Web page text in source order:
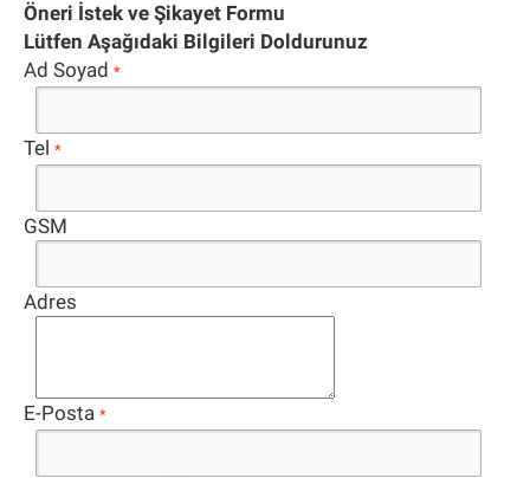
Öneri İstek ve Şikayet Formu
Lütfen Aşağıdaki Bilgileri Doldurunuz
Ad Soyad *
Tel *
GSM
Adres
E-Posta *